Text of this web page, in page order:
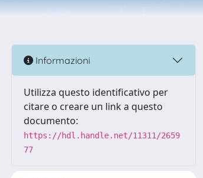
Informazioni
Utilizza questo identificativo per
citare o creare un link a questo
documento:
https://hdl.handle.net/11311/2659
77